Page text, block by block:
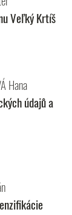
Veľký Krtíš
Hana
údajů a